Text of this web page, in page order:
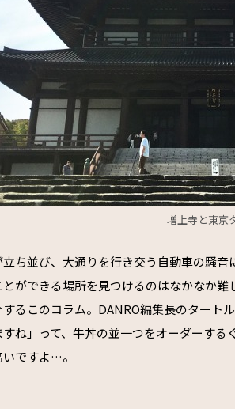
増上寺と東京
ち並び、大通りを行き交う自動車の騒
とができる場所を見つけるのはなかなか
するこのコラム。DANRO編集長のタート
すね」って、牛丼の並一つをオーダーす
ですよ…。